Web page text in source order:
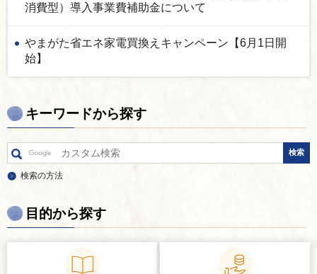
消費型）導入事業費補助金について
やまがた省エネ家電買換えキャンペーン【6月1日開
始】
キーワードから探す
検索の方法
目的から探す